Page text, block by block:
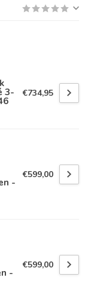
3- €734,95
-
€599,00
-
€599,00